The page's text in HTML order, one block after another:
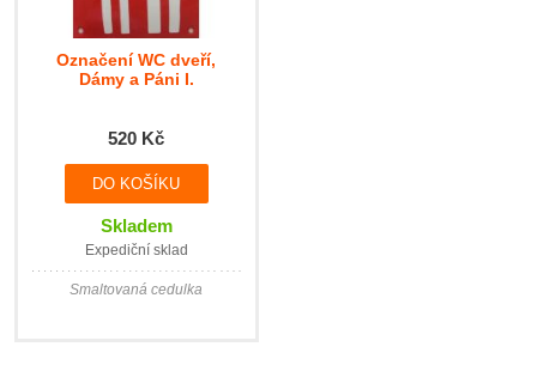
Označení WC dveří,
Dámy a Páni I.
520 Kč
Skladem
Expediční sklad
Smaltovaná cedulka